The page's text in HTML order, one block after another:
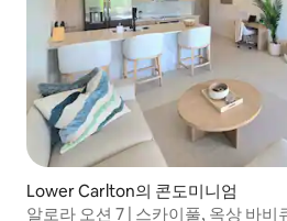
Lower Carlton의 콘도미니엄
알로라 오션 7 | 스카이풀, 옥상 바비